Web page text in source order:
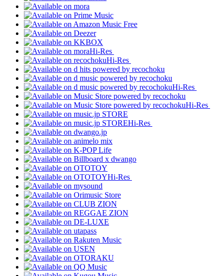
Hi-Res
Hi-Res
Hi-Res
Hi-Res
Hi-Res
Hi-Res